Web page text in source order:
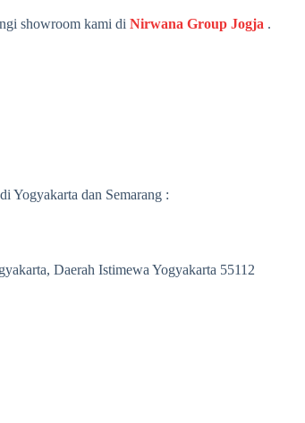
showroom kami di Nirwana Group Jogja .
Yogyakarta dan Semarang :
Daerah Istimewa Yogyakarta 55112